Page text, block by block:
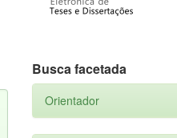
Busca facetada
Orientador